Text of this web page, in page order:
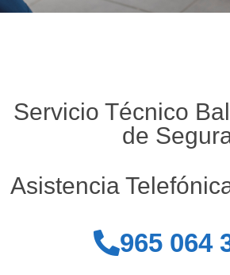
Servicio Técnico
de
Asistencia
965 064